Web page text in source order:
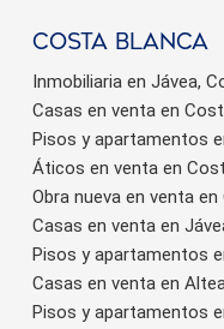
Costa Blanca
Inmobiliaria en Jávea,
Casas en venta en
Pisos y apartamentos
Áticos en venta en
Obra nueva en venta
Casas en venta en
Pisos y apartamentos
Casas en venta en
Pisos y apartamentos